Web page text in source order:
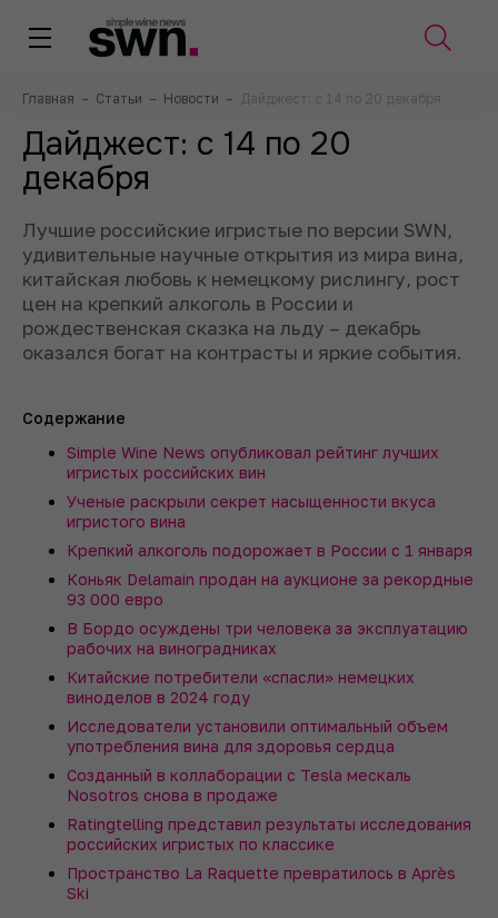
Главная – Статьи – Новости – Дайджест: с 14 по 20 декабря
Дайджест: с 14 по 20
декабря
Лучшие российские игристые по версии SWN,
удивительные научные открытия из мира вина,
китайская любовь к немецкому рислингу, рост
цен на крепкий алкоголь в России и
рождественская сказка на льду – декабрь
оказался богат на контрасты и яркие события.
Содержание
Simple Wine News опубликовал рейтинг лучших
игристых российских вин
Ученые раскрыли секрет насыщенности вкуса
игристого вина
Крепкий алкоголь подорожает в России с 1 января
Коньяк Delamain продан на аукционе за рекордные
93 000 евро
В Бордо осуждены три человека за эксплуатацию
рабочих на виноградниках
Китайские потребители «спасли» немецких
виноделов в 2024 году
Исследователи установили оптимальный объем
употребления вина для здоровья сердца
Созданный в коллаборации с Tesla мескаль
Nosotros снова в продаже
Ratingtelling представил результаты исследования
российских игристых по классике
Пространство La Raquette превратилось в Après
Ski